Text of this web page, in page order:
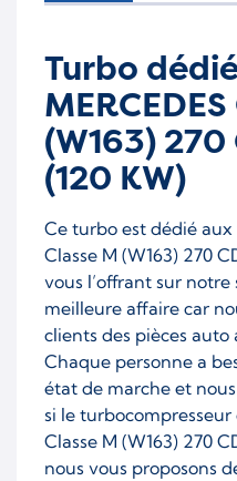
Turbo
(W163) 270
(120 KW)
Ce turbo est dédié aux
Classe M (W163) 270
vous l’offrant sur notre
meilleure affaire car
clients des pièces
Chaque personne a
état de marche et
si le turbocompresseur
Classe M (W163) 270
nous vous proposons